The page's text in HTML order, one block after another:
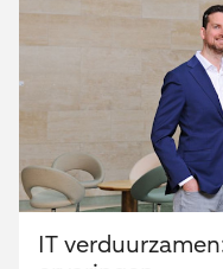
IT